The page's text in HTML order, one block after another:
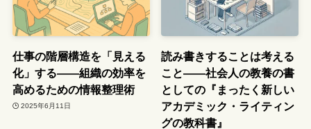
仕事の階層構造を「見える
化」する――組織の効率を
高めるための情報整理術
2025年6月11日
読み書きすることは考える
こと――社会人の教養の書
としての『まったく新しい
アカデミック・ライティン
グの教科書』